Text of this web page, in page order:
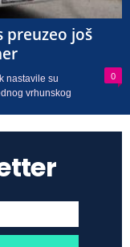
preuzeo još
0
nastavile su
vrhunskog